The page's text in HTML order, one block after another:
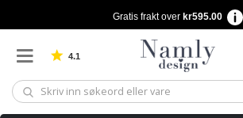
Gratis frakt over kr595.00
4.1 Basert på 1032 stemmer